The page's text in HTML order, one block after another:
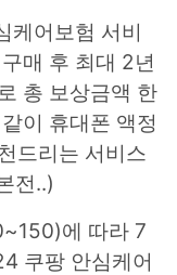
케어보험 서비
매 후 최대 2년
총 보상금액 한
이 휴대폰 액정
드리는 서비스
전..)
에 따라 7
쿠팡 안심케어